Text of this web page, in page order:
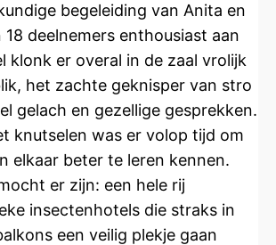
begeleiding van Anita en
deelnemers enthousiast aan
klonk er overal in de zaal vrolijk
het zachte geknisper van stro
gelach en gezellige gesprekken.
knutselen was er volop tijd om
elkaar beter te leren kennen.
er zijn: een hele rij
insectenhotels die straks in
een veilig plekje gaan